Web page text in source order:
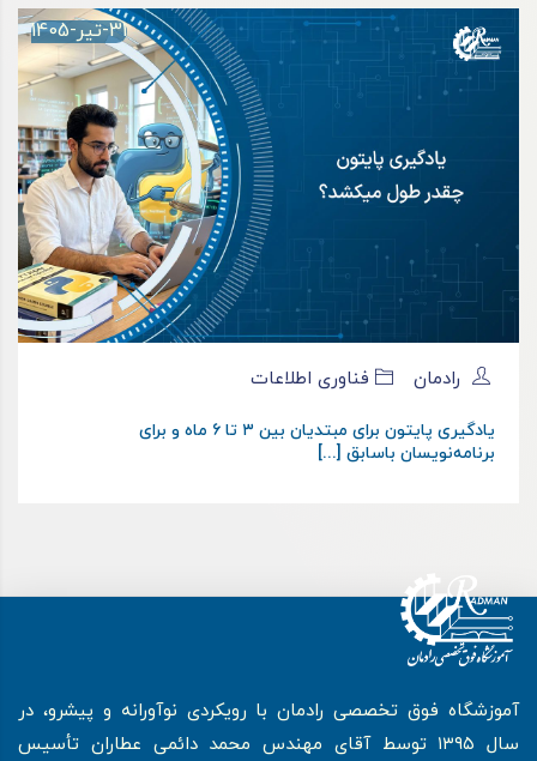
31-تیر-1405
رادمان فناوری اطلاعات
یادگیری پایتون برای مبتدیان بین ۳ تا ۶ ماه و برای
برنامه‌نویسان باسابق [...]
آموزشگاه فوق تخصصی رادمان با رویکردی نوآورانه و پیشرو، در
سال ۱۳۹۵ توسط آقای مهندس محمد دائمی عطاران تأسیس